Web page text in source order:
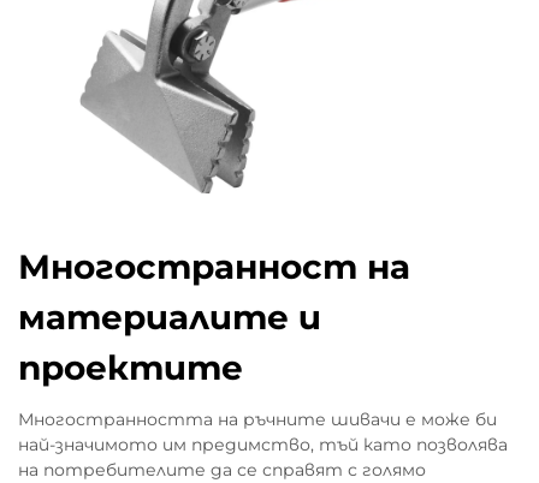
Многостранност на
материалите и
проектите
Многостранността на ръчните шивачи е може би
най-значимото им предимство, тъй като позволява
на потребителите да се справят с голямо